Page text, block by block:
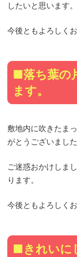
したいと思います。
今後ともよろしく
■落ち葉の
ます。
敷地内に吹きたま
がとうございました
ご迷惑おかけしま
ります。
今後ともよろしく
■きれいに